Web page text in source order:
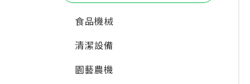
食品機械
清潔設備
園藝農機